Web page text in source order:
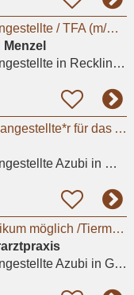
Tiermedizinische Fachangestellte / TFA (m/w/d) für die Anmeldung - Recklinghausen
in Recklinghausen
Tiermedizinische*r Fachangestellte*r für das Ausbildungsjahr 2026
Azubi in Wuppertal, Barmen
Ausbildung 2026 - Praktikum möglich /Tiermedizinische Fachangestellte m/w/d
Azubi in Gelsenkirchen